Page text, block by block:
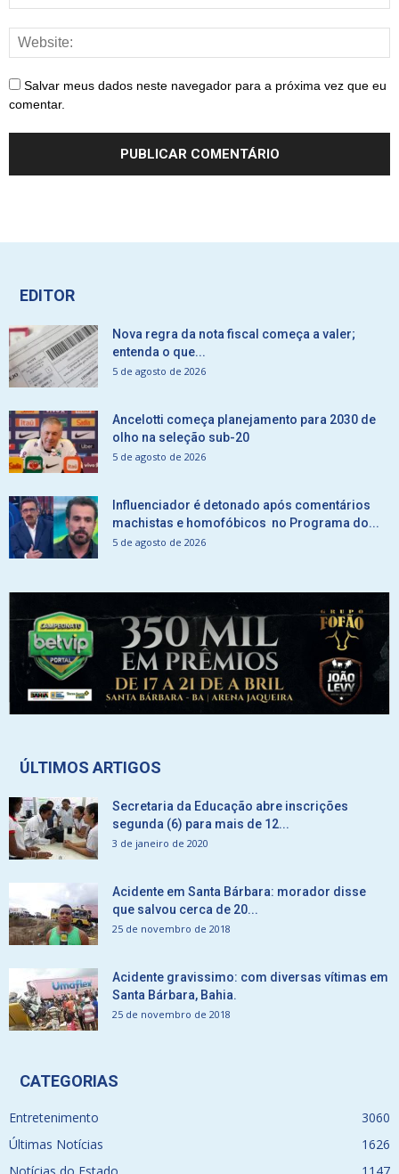
Salvar meus dados neste navegador para a próxima vez que eu
comentar.
EDITOR
Nova regra da nota fiscal começa a valer;
entenda o que...
5 de agosto de 2026
Ancelotti começa planejamento para 2030 de
olho na seleção sub-20
5 de agosto de 2026
Influenciador é detonado após comentários
machistas e homofóbicos no Programa do...
5 de agosto de 2026
ÚLTIMOS ARTIGOS
Secretaria da Educação abre inscrições
segunda (6) para mais de 12...
3 de janeiro de 2020
Acidente em Santa Bárbara: morador disse
que salvou cerca de 20...
25 de novembro de 2018
Acidente gravissimo: com diversas vítimas em
Santa Bárbara, Bahia.
25 de novembro de 2018
CATEGORIAS
Entretenimento
3060
Últimas Notícias
1626
Notícias do Estado
1147